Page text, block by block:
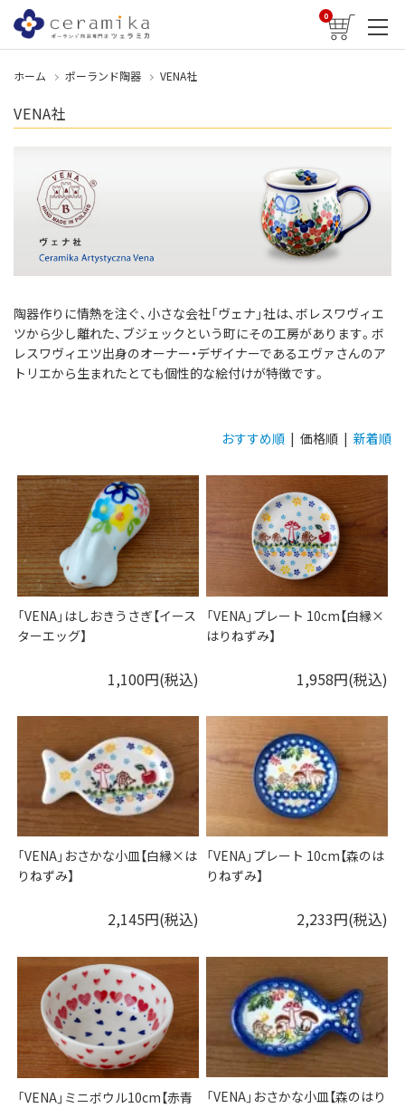
0
ホーム ポーランド陶器 VENA社
VENA社
陶器作りに情熱を注ぐ、小さな会社「ヴェナ」社は、ボレスワヴィエ
ツから少し離れた、ブジェックという町にその工房があります。ボ
レスワヴィエツ出身のオーナー・デザイナーであるエヴァさんのア
トリエから生まれたとても個性的な絵付けが特徴です。
おすすめ順 | 価格順 | 新着順
「VENA」はしおきうさぎ【イース
ターエッグ】
1,100円(税込)
「VENA」プレート 10cm【白縁×
はりねずみ】
1,958円(税込)
「VENA」おさかな小皿【白縁×は
りねずみ】
2,145円(税込)
「VENA」プレート 10cm【森のは
りねずみ】
2,233円(税込)
「VENA」ミニボウル10cm【赤青
「VENA」おさかな小皿【森のはり